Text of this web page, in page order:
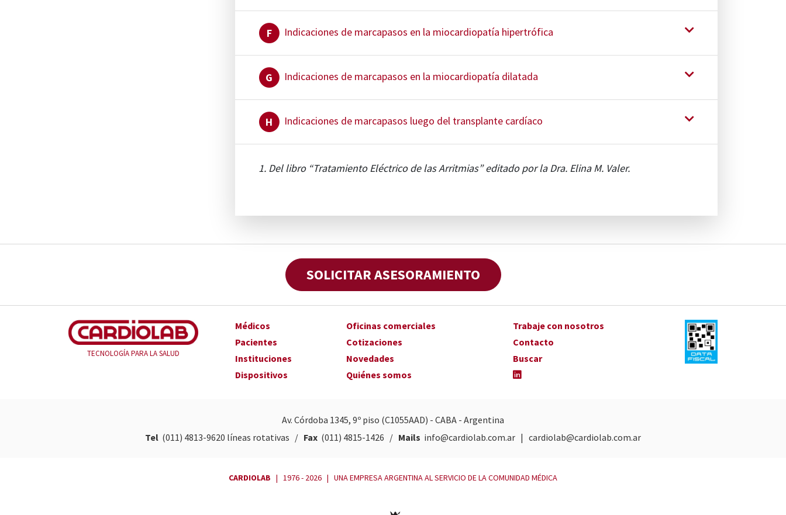
F Indicaciones de marcapasos en la miocardiopatía hipertrófica
G Indicaciones de marcapasos en la miocardiopatía dilatada
H Indicaciones de marcapasos luego del transplante cardíaco
1. Del libro “Tratamiento Eléctrico de las Arritmias” editado por la Dra. Elina M. Valer.
SOLICITAR ASESORAMIENTO
TECNOLOGÍA PARA LA SALUD
Médicos
Pacientes
Instituciones
Dispositivos
Oficinas comerciales
Cotizaciones
Novedades
Quiénes somos
Trabaje con nosotros
Contacto
Buscar
Av. Córdoba 1345, 9º piso (C1055AAD) - CABA - Argentina
Tel (011) 4813-9620 líneas rotativas / Fax (011) 4815-1426 / Mails info@cardiolab.com.ar | cardiolab@cardiolab.com.ar
CARDIOLAB | 1976 - 2026 | UNA EMPRESA ARGENTINA AL SERVICIO DE LA COMUNIDAD MÉDICA